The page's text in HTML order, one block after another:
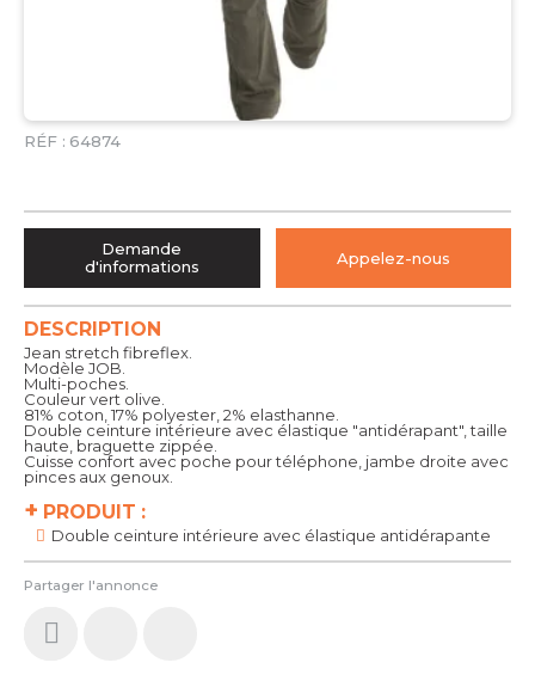
RÉF : 64874
+ PRODUIT :
Double ceinture intérieure avec élastique antidérapante
Partager l'annonce
DESCRIPTION
Jean stretch fibreflex.
Modèle JOB.
Multi-poches.
Couleur vert olive.
81% coton, 17% polyester, 2% elasthanne.
Double ceinture intérieure avec élastique "antidérapant", taille
haute, braguette zippée.
Cuisse confort avec poche pour téléphone, jambe droite avec
pinces aux genoux.
Demande
d'informations
Appelez-nous